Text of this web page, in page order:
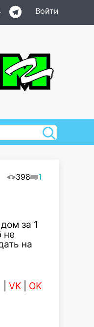
Войти
398 1
за 1
не
на
VK OK